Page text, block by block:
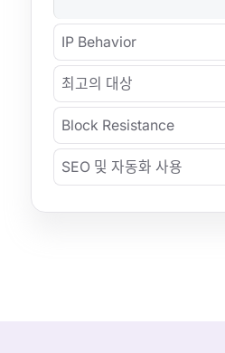
IP Behavior
최고의 대상
Block Resistance
SEO 및 자동화 사용